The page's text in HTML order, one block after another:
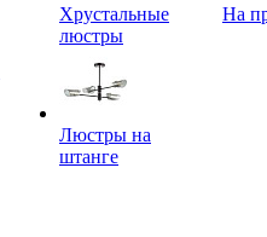
Хрустальные
люстры
Люстры на
штанге
На